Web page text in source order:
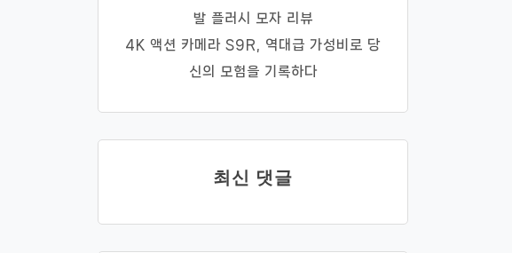
발 플러시 모자 리뷰
4K 액션 카메라 S9R, 역대급 가성비로 당
신의 모험을 기록하다
최신 댓글